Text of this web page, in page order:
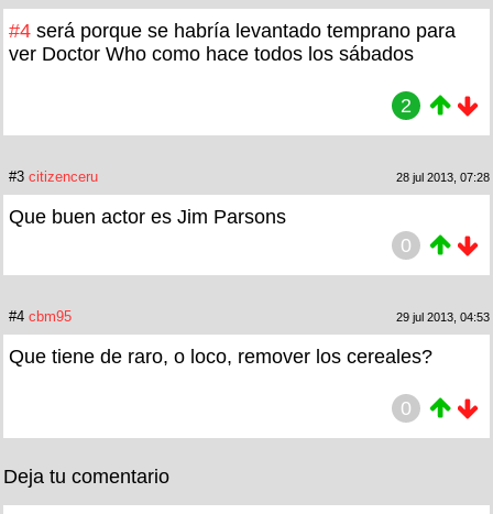
#4 será porque se habría levantado temprano para
ver Doctor Who como hace todos los sábados
2
#3 citizenceru 28 jul 2013, 07:28
Que buen actor es Jim Parsons
0
#4 cbm95 29 jul 2013, 04:53
Que tiene de raro, o loco, remover los cereales?
0
Deja tu comentario